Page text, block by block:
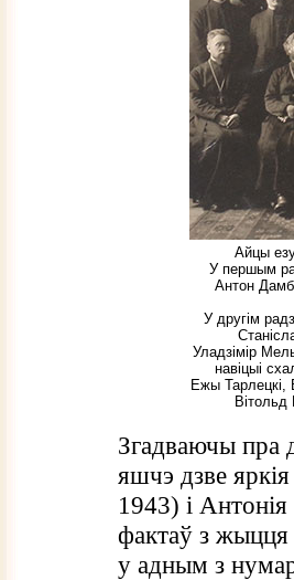
Айцы
У першым
Антон
У другім
Уладзімір
навіцыі
Ежы Тарлецкі,
Згадваючы пра
яшчэ дзве
1943) і
фактаў з жыцця
у адным з